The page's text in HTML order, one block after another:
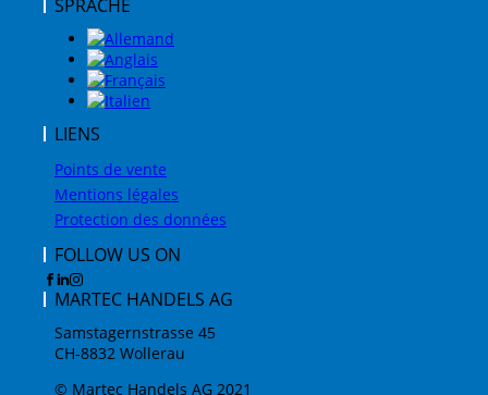
SPRACHE
LIENS
Points de vente
Mentions légales
Protection des données
FOLLOW US ON
MARTEC HANDELS AG
Samstagernstrasse 45
CH-8832 Wollerau
© Martec Handels AG 2021